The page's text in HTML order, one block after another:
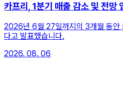
카프리, 1분기 매출 감소 및 전망
2026년 6월 27일까지의 3개월 동안
다고 발표했습니다.
2026. 08. 06